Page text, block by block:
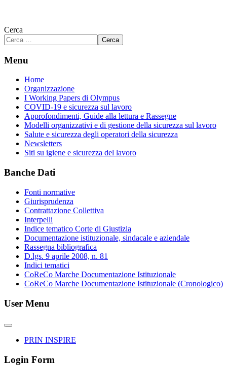
Cerca
Cerca
Menu
Home
Organizzazione
I Working Papers di Olympus
COVID-19 e sicurezza sul lavoro
Approfondimenti, Guide alla lettura e Rassegne
Modelli organizzativi e di gestione della sicurezza sul lavoro
Salute e sicurezza degli operatori della sicurezza
Newsletters
Siti su igiene e sicurezza del lavoro
Banche Dati
Fonti normative
Giurisprudenza
Contrattazione Collettiva
Interpelli
Indice tematico Corte di Giustizia
Documentazione istituzionale, sindacale e aziendale
Rassegna bibliografica
D.lgs. 9 aprile 2008, n. 81
Indici tematici
CoReCo Marche Documentazione Istituzionale
CoReCo Marche Documentazione Istituzionale (Cronologico)
User Menu
PRIN INSPIRE
Login Form